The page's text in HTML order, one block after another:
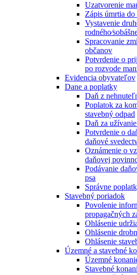
Uzatvorenie
Zápis úmrtia
Vystavenie
Spracovanie
občanov
Potvrdenie o
po rozvode
Evidencia obyvateľov
Dane a poplatky
Daň z
Poplatok za
stavebný odpad
Daň za
Potvrdenie o
daňové
Oznámenie o
daňovej
Podávanie
psa
Správne
Stavebný poriadok
Povolenie
propagačných
Ohlásenie
Ohlásenie
Ohlásenie
Územné a stavebné
Územné
Stavebné